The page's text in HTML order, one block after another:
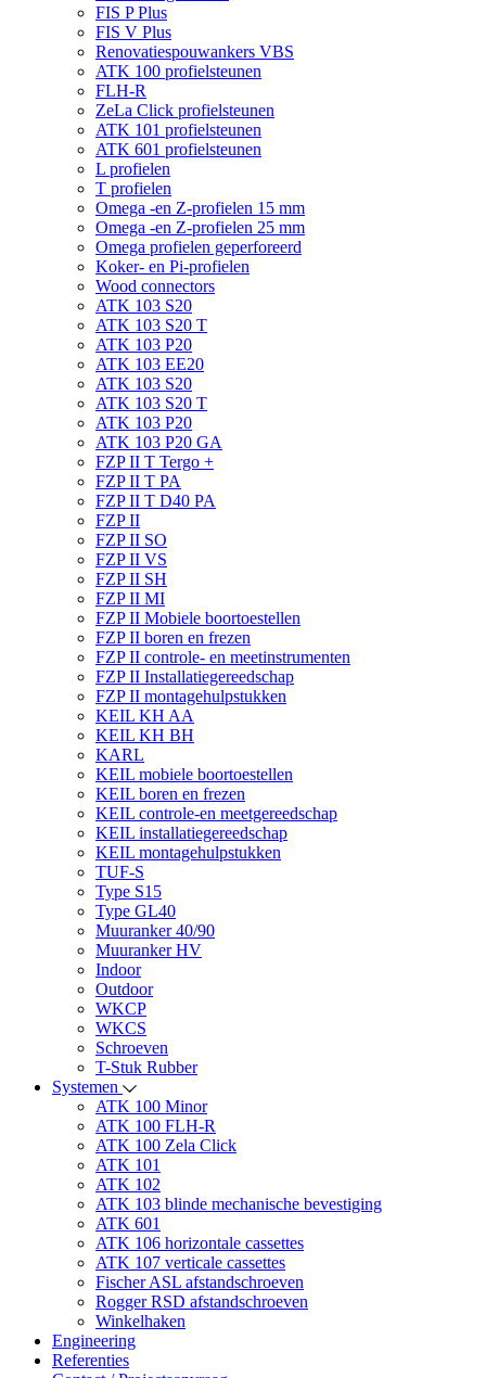
FIS P Plus
FIS V Plus
Renovatiespouwankers VBS
ATK 100 profielsteunen
FLH-R
ZeLa Click profielsteunen
ATK 101 profielsteunen
ATK 601 profielsteunen
L profielen
T profielen
Omega -en Z-profielen 15 mm
Omega -en Z-profielen 25 mm
Omega profielen geperforeerd
Koker- en Pi-profielen
Wood connectors
ATK 103 S20
ATK 103 S20 T
ATK 103 P20
ATK 103 EE20
ATK 103 S20
ATK 103 S20 T
ATK 103 P20
ATK 103 P20 GA
FZP II T Tergo +
FZP II T PA
FZP II T D40 PA
FZP II
FZP II SO
FZP II VS
FZP II SH
FZP II MI
FZP II Mobiele boortoestellen
FZP II boren en frezen
FZP II controle- en meetinstrumenten
FZP II Installatiegereedschap
FZP II montagehulpstukken
KEIL KH AA
KEIL KH BH
KARL
KEIL mobiele boortoestellen
KEIL boren en frezen
KEIL controle-en meetgereedschap
KEIL installatiegereedschap
KEIL montagehulpstukken
TUF-S
Type S15
Type GL40
Muuranker 40/90
Muuranker HV
Indoor
Outdoor
WKCP
WKCS
Schroeven
T-Stuk Rubber
Systemen
ATK 100 Minor
ATK 100 FLH-R
ATK 100 Zela Click
ATK 101
ATK 102
ATK 103 blinde mechanische bevestiging
ATK 601
ATK 106 horizontale cassettes
ATK 107 verticale cassettes
Fischer ASL afstandschroeven
Rogger RSD afstandschroeven
Winkelhaken
Engineering
Referenties